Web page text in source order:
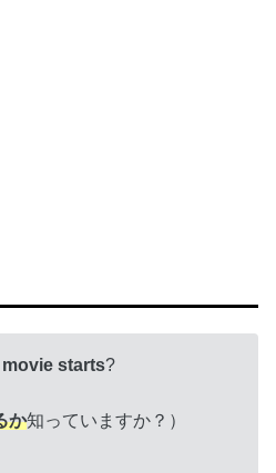
starts?
か知っていますか？）